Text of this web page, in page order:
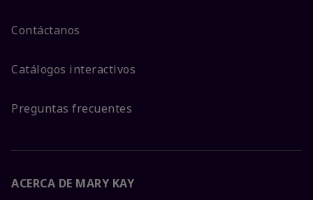
Contáctanos
Catálogos interactivos
Preguntas frecuentes
ACERCA DE MARY KAY